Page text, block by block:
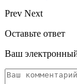
Prev Next
Оставьте ответ
Ваш